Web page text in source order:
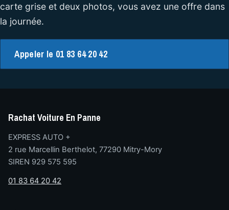
carte grise et deux photos, vous avez une offre dans
la journée.
Appeler le 01 83 64 20 42
Rachat Voiture En Panne
EXPRESS AUTO +
2 rue Marcellin Berthelot, 77290 Mitry-Mory
SIREN 929 575 595
01 83 64 20 42